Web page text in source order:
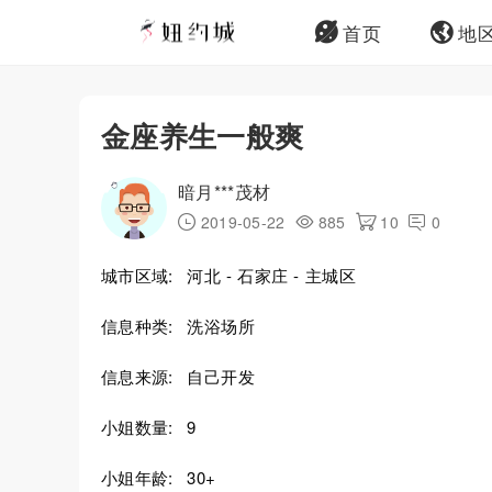
首页 地
金座养生一般爽
暗月***茂材
2019-05-22 885 10 0
城市区域: 河北 - 石家庄 - 主城区
信息种类: 洗浴场所
信息来源: 自己开发
小姐数量: 9
小姐年龄: 30+